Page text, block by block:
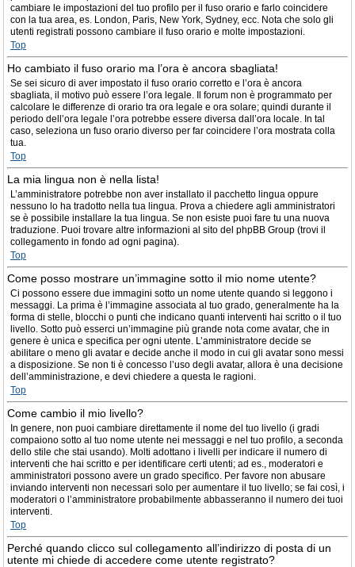
cambiare le impostazioni del tuo profilo per il fuso orario e farlo coincidere
con la tua area, es. London, Paris, New York, Sydney, ecc. Nota che solo gli
utenti registrati possono cambiare il fuso orario e molte impostazioni.
Top
Ho cambiato il fuso orario ma l’ora è ancora sbagliata!
Se sei sicuro di aver impostato il fuso orario corretto e l’ora è ancora
sbagliata, il motivo può essere l’ora legale. Il forum non è programmato per
calcolare le differenze di orario tra ora legale e ora solare; quindi durante il
periodo dell’ora legale l’ora potrebbe essere diversa dall’ora locale. In tal
caso, seleziona un fuso orario diverso per far coincidere l’ora mostrata colla
tua.
Top
La mia lingua non è nella lista!
L’amministratore potrebbe non aver installato il pacchetto lingua oppure
nessuno lo ha tradotto nella tua lingua. Prova a chiedere agli amministratori
se è possibile installare la tua lingua. Se non esiste puoi fare tu una nuova
traduzione. Puoi trovare altre informazioni al sito del phpBB Group (trovi il
collegamento in fondo ad ogni pagina).
Top
Come posso mostrare un’immagine sotto il mio nome utente?
Ci possono essere due immagini sotto un nome utente quando si leggono i
messaggi. La prima è l’immagine associata al tuo grado, generalmente ha la
forma di stelle, blocchi o punti che indicano quanti interventi hai scritto o il tuo
livello. Sotto può esserci un’immagine più grande nota come avatar, che in
genere è unica e specifica per ogni utente. L’amministratore decide se
abilitare o meno gli avatar e decide anche il modo in cui gli avatar sono messi
a disposizione. Se non ti è concesso l’uso degli avatar, allora è una decisione
dell’amministrazione, e devi chiedere a questa le ragioni.
Top
Come cambio il mio livello?
In genere, non puoi cambiare direttamente il nome del tuo livello (i gradi
compaiono sotto al tuo nome utente nei messaggi e nel tuo profilo, a seconda
dello stile che stai usando). Molti adottano i livelli per indicare il numero di
interventi che hai scritto e per identificare certi utenti; ad es., moderatori e
amministratori possono avere un grado specifico. Per favore non abusare
inviando interventi non necessari solo per aumentare il tuo livello; se fai così, i
moderatori o l’amministratore probabilmente abbasseranno il numero dei tuoi
interventi.
Top
Perché quando clicco sul collegamento all’indirizzo di posta di un
utente mi chiede di accedere come utente registrato?